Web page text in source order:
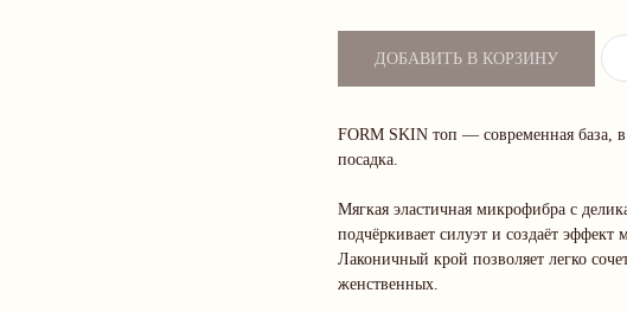
ДОБАВИТЬ В КОРЗИНУ
FORM SKIN топ — современная база, в
посадка.
Мягкая эластичная микрофибра с
подчёркивает силуэт и создаёт
Лаконичный крой позволяет легко
женственных.